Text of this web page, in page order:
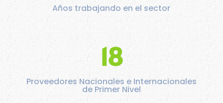
Años trabajando en el sector
18
Proveedores Nacionales e Internacionales
de Primer Nivel